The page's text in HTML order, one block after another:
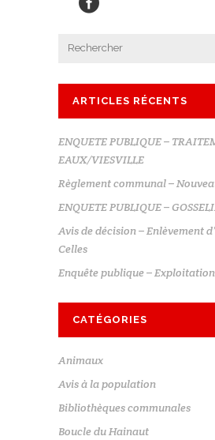
ARTICLES RÉCENTS
ENQUETE PUBLIQUE –
EAUX/VIESVILLE
Règlement communal –
ENQUETE PUBLIQUE –
Avis de décision – Enlèvement
Celles
Enquête publique –
CATÉGORIES
Animaux
Avis à la population
Bibliothèques communales
Boucle du Hainaut